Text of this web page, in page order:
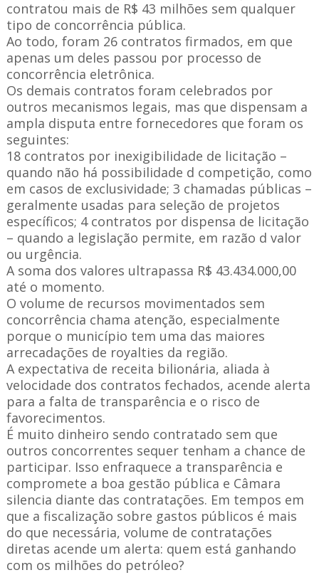
contratou mais de R$ 43 milhões sem qualquer
tipo de concorrência pública.
Ao todo, foram 26 contratos firmados, em que
apenas um deles passou por processo de
concorrência eletrônica.
Os demais contratos foram celebrados por
outros mecanismos legais, mas que dispensam a
ampla disputa entre fornecedores que foram os
seguintes:
18 contratos por inexigibilidade de licitação –
quando não há possibilidade d competição, como
em casos de exclusividade; 3 chamadas públicas –
geralmente usadas para seleção de projetos
específicos; 4 contratos por dispensa de licitação
– quando a legislação permite, em razão d valor
ou urgência.
A soma dos valores ultrapassa R$ 43.434.000,00
até o momento.
O volume de recursos movimentados sem
concorrência chama atenção, especialmente
porque o município tem uma das maiores
arrecadações de royalties da região.
A expectativa de receita bilionária, aliada à
velocidade dos contratos fechados, acende alerta
para a falta de transparência e o risco de
favorecimentos.
É muito dinheiro sendo contratado sem que
outros concorrentes sequer tenham a chance de
participar. Isso enfraquece a transparência e
compromete a boa gestão pública e Câmara
silencia diante das contratações. Em tempos em
que a fiscalização sobre gastos públicos é mais
do que necessária, volume de contratações
diretas acende um alerta: quem está ganhando
com os milhões do petróleo?